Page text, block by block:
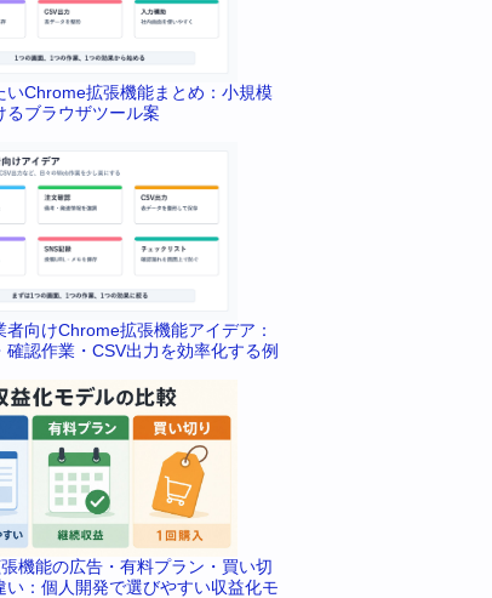
いChrome拡張機能まとめ：小規模
るブラウザツール案
者向けChrome拡張機能アイデア：
確認作業・CSV出力を効率化する例
機能の広告・有料プラン・買い切
い：個人開発で選びやすい収益化モ